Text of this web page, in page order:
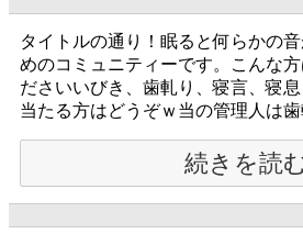
タイトルの通り！眠ると何らかの
めのコミュニティーです。こんな
ださいいびき、歯軋り、寝言、寝
当たる方はどうぞｗ当の管理人は歯
続きを読